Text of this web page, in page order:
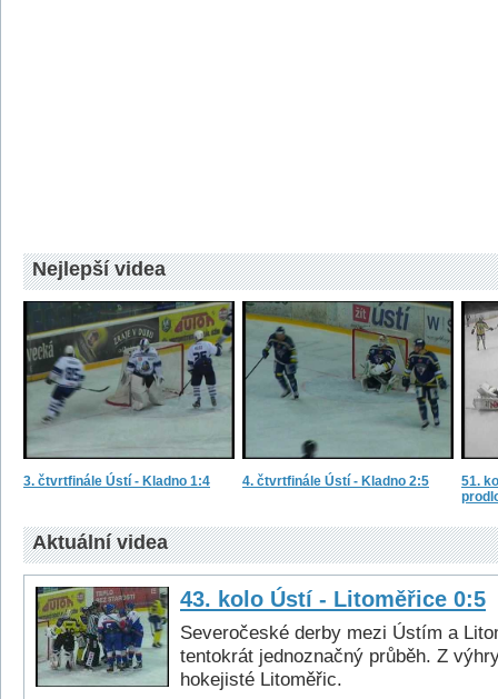
Nejlepší videa
3. čtvrtfinále Ústí - Kladno 1:4 4. čtvrtfinále Ústí - Kladno 2:5
51.
Aktuální videa
43. kolo Ústí - Litoměřice 0:5
Severočeské derby mezi Ústím a
tentokrát jednoznačný průběh. Z
hokejisté Litoměřic.